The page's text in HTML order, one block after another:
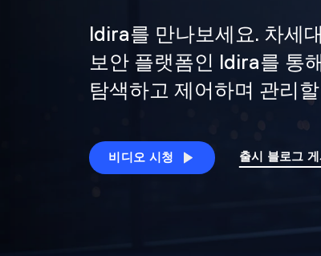
Idira를 만나보세요. 차세
보안 플랫폼인 Idira를 통
탐색하고 제어하며 관리
비디오 시청 출시 블로그 게